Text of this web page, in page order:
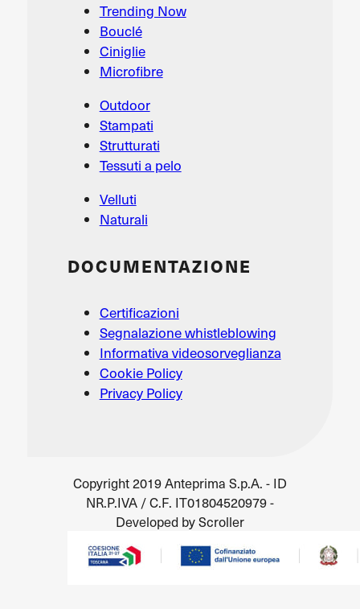
Trending Now
Bouclé
Ciniglie
Microfibre
Outdoor
Stampati
Strutturati
Tessuti a pelo
Velluti
Naturali
DOCUMENTAZIONE
Certificazioni
Segnalazione whistleblowing
Informativa videosorveglianza
Cookie Policy
Privacy Policy
Copyright 2019 Anteprima S.p.A. - ID
NR.P.IVA / C.F. IT01804520979 -
Developed by Scroller